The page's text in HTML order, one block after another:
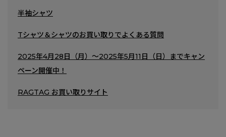
半袖シャツ
Tシャツ＆シャツのお買い取りでよくある質問
2025年4月28日（月）～2025年5月11日（日）までキャン
ペーン開催中！
RAGTAG お買い取りサイト